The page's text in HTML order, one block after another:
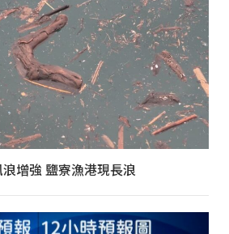
增強 鹽寮漁港現長浪